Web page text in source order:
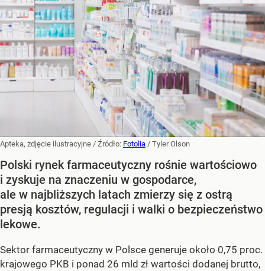
Apteka, zdjęcie ilustracyjne / Źródło: Fotolia / Tyler Olson
Polski rynek farmaceutyczny rośnie wartościowo
i zyskuje na znaczeniu w gospodarce,
ale w najbliższych latach zmierzy się z ostrą
presją kosztów, regulacji i walki o bezpieczeństwo
lekowe.
Sektor farmaceutyczny w Polsce generuje około 0,75 proc.
krajowego PKB i ponad 26 mld zł wartości dodanej brutto,